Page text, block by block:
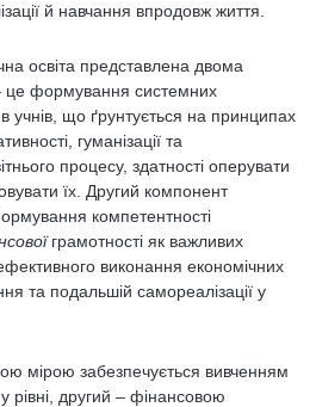
й навчання впродовж життя.
освіта представлена двома
формування системних
учнів, що ґрунтується на принципах
гуманізації та
процесу, здатності оперувати
їх. Другий компонент
компетентності
грамотності як важливих
виконання економічних
та подальшій самореалізації у
мірою забезпечується вивченням
рівні, другий – фінансовою